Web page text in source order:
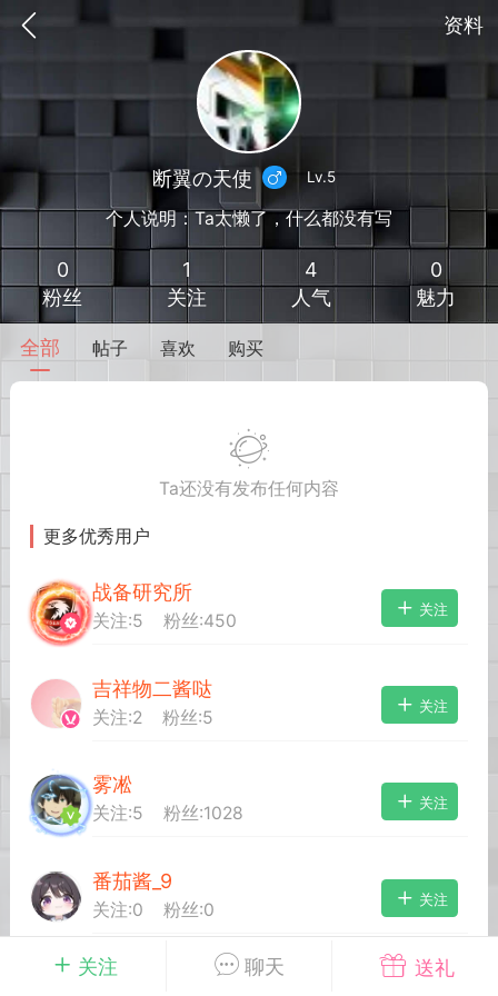
资料
我的钱包 道具 排行榜
攻略教程
02-10 15:45
电脑端 其他&工具
卖挂
禁止发布联机可用的作弊模组，
作弊模组的发布规范近期收到一些信息
作弊模组在联机服务器使用,为了维护游
模组的发布行为：1. *...
72 2.21w
大人
Lv.8
关注 聊天 送礼
断翼の天使 Lv.5
个人说明：Ta太懒了，什么都没有写
0
粉丝
1
关注
4
人气
0
魅力
全部 帖子 喜欢 购买
Ta还没有发布任何内容
更多优秀用户
战备研究所
关注:5 粉丝:450
关注
吉祥物二酱哒
关注:2 粉丝:5
关注
雾凇
关注:5 粉丝:1028
关注
番茄酱_9
关注:0 粉丝:0
关注
友達